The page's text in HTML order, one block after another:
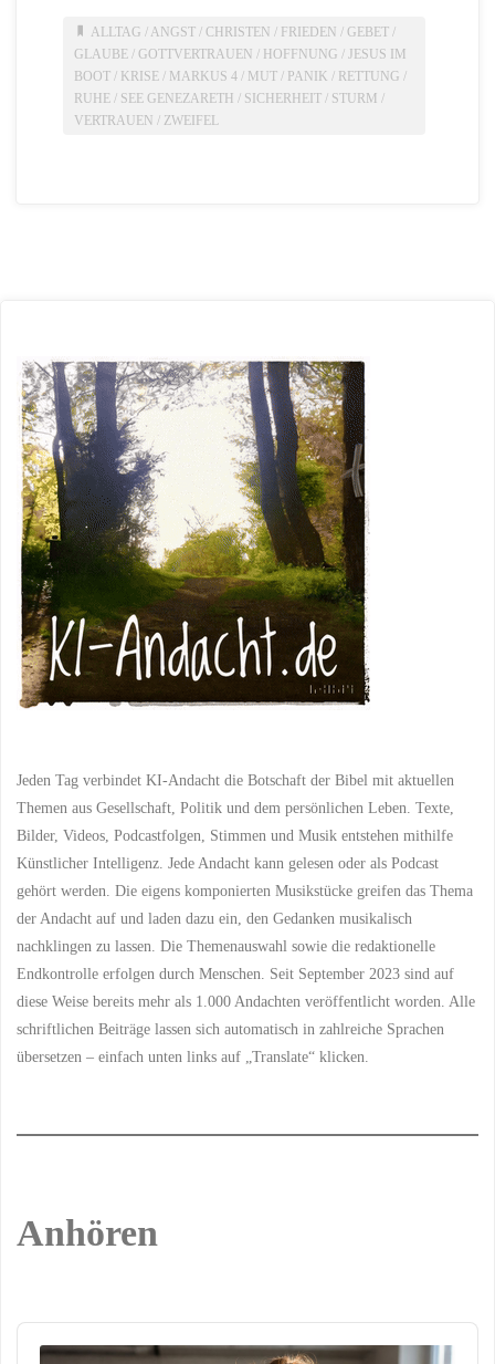
ALLTAG / ANGST/ CHRISTEN / FRIEDEN / GEBET/
GLAUBE /GOTTVERTRAUEN / HOFFNUNG /JESUS IM
BOOT / KRISE / MARKUS 4 / MUT / PANIK / RETTUNG /
RUHE / SEE GENEZARETH / SICHERHEIT / STURM /
VERTRAUEN / ZWEIFEL
Jeden Tag verbindet KI-Andacht die Botschaft der Bibel mit aktuellen
Themen aus Gesellschaft, Politik und dem persönlichen Leben. Texte,
Bilder, Videos, Podcastfolgen, Stimmen und Musik entstehen mithilfe
Künstlicher Intelligenz. Jede Andacht kann gelesen oder als Podcast
gehört werden. Die eigens komponierten Musikstücke greifen das Thema
der Andacht auf und laden dazu ein, den Gedanken musikalisch
nachklingen zu lassen. Die Themenauswahl sowie die redaktionelle
Endkontrolle erfolgen durch Menschen. Seit September 2023 sind auf
diese Weise bereits mehr als 1.000 Andachten veröffentlicht worden. Alle
schriftlichen Beiträge lassen sich automatisch in zahlreiche Sprachen
übersetzen – einfach unten links auf „Translate“ klicken.
Anhören
Audio
Player